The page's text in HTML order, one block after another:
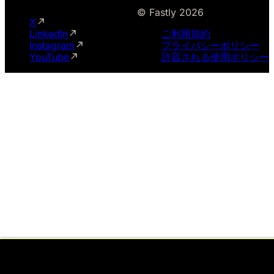
© Fastly 2026
ご利用規約
プライバシーポリシー
許容される使用ポリシー
X
LinkedIn
Instagram
YouTube